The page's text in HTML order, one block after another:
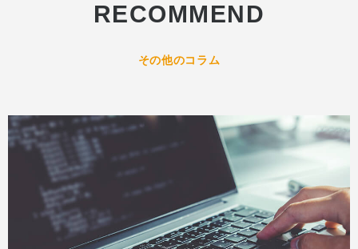
RECOMMEND
その他のコラム